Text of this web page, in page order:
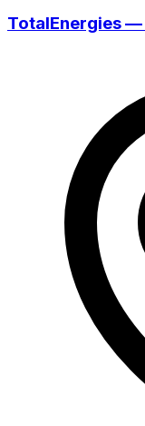
TotalEnergies —